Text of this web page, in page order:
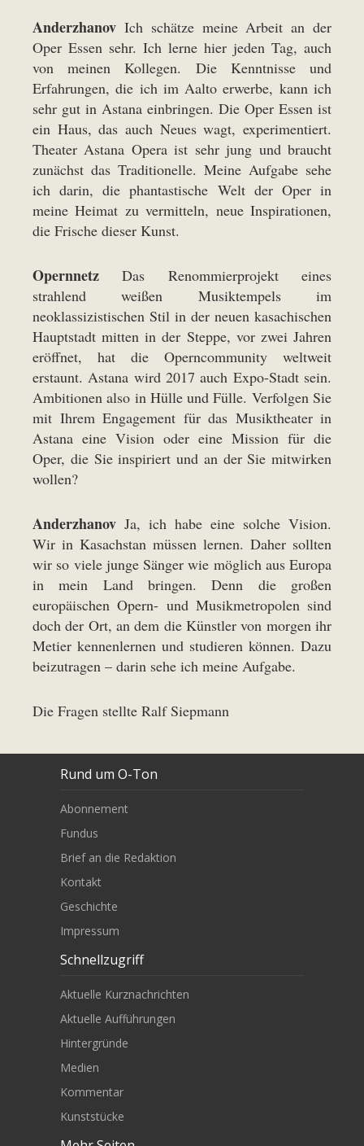
Anderzhanov Ich schätze meine Arbeit an der
Oper Essen sehr. Ich lerne hier jeden Tag, auch
von meinen Kollegen. Die Kenntnisse und
Erfahrungen, die ich im Aalto erwerbe, kann ich
sehr gut in Astana einbringen. Die Oper Essen ist
ein Haus, das auch Neues wagt, experimentiert.
Theater Astana Opera ist sehr jung und braucht
zunächst das Traditionelle. Meine Aufgabe sehe
ich darin, die phantastische Welt der Oper in
meine Heimat zu vermitteln, neue Inspirationen,
die Frische dieser Kunst.
OpernnetzDas Renommierprojekt eines
strahlend weißen Musiktempels im
neoklassizistischen Stil in der neuen kasachischen
Hauptstadt mitten in der Steppe, vor zwei Jahren
eröffnet, hat die Operncommunity weltweit
erstaunt. Astana wird 2017 auch Expo-Stadt sein.
Ambitionen also in Hülle und Fülle. Verfolgen Sie
mit Ihrem Engagement für das Musiktheater in
Astana eine Vision oder eine Mission für die
Oper, die Sie inspiriert und an der Sie mitwirken
wollen?
Anderzhanov Ja, ich habe eine solche Vision.
Wir in Kasachstan müssen lernen. Daher sollten
wir so viele junge Sänger wie möglich aus Europa
in mein Land bringen. Denn die großen
europäischen Opern- und Musikmetropolen sind
doch der Ort, an dem die Künstler von morgen ihr
Metier kennenlernen und studieren können. Dazu
beizutragen – darin sehe ich meine Aufgabe.
Die Fragen stellte Ralf Siepmann
Rund um O-Ton
Abonnement
Fundus
Brief an die Redaktion
Kontakt
Geschichte
Impressum
Schnellzugriff
Aktuelle Kurznachrichten
Aktuelle Aufführungen
Hintergründe
Medien
Kommentar
Kunststücke